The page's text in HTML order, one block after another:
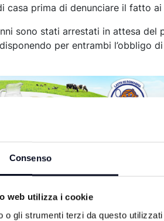
Consenso
web utilizza i cookie
o gli strumenti terzi da questo
casa prima di denunciare il fatto ai
sono stati arrestati in attesa
per entrambi l’obbligo
DI CRONACA